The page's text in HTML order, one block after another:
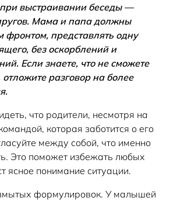
выстраивании беседы —
Мама и папа должны
фронтом, представлять одну
без оскорблений и
Если знаете, что не сможете
разговор на более
что родители, несмотря на
которая заботится о его
между собой, что именно
Это поможет избежать любых
ясное понимание ситуации.
формулировок. У малышей